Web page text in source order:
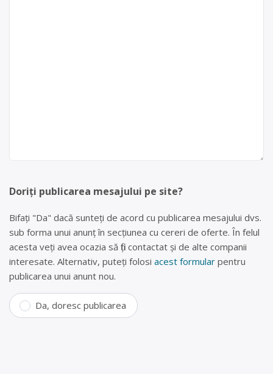
Doriți publicarea mesajului pe site?
Bifați "Da" dacă sunteți de acord cu publicarea mesajului dvs.
sub forma unui anunț în secțiunea cu cereri de oferte. În felul
acesta veți avea ocazia să fiți contactat și de alte companii
interesate. Alternativ, puteți folosi acest formular pentru
publicarea unui anunt nou.
Da, doresc publicarea